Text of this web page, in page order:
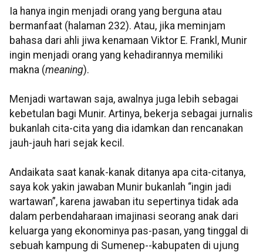
Ia hanya ingin menjadi orang yang berguna atau
bermanfaat (halaman 232). Atau, jika meminjam
bahasa dari ahli jiwa kenamaan Viktor E. Frankl, Munir
ingin menjadi orang yang kehadirannya memiliki
makna (meaning).
Menjadi wartawan saja, awalnya juga lebih sebagai
kebetulan bagi Munir. Artinya, bekerja sebagai jurnalis
bukanlah cita-cita yang dia idamkan dan rencanakan
jauh-jauh hari sejak kecil.
Andaikata saat kanak-kanak ditanya apa cita-citanya,
saya kok yakin jawaban Munir bukanlah “ingin jadi
wartawan”, karena jawaban itu sepertinya tidak ada
dalam perbendaharaan imajinasi seorang anak dari
keluarga yang ekonominya pas-pasan, yang tinggal di
sebuah kampung di Sumenep--kabupaten di ujung